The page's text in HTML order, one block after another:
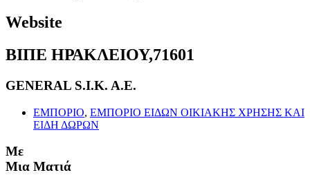
Website
ΒΙΠΕ ΗΡΑΚΛΕΙΟΥ,71601
GENERAL S.I.K. A.E.
ΕΜΠΟΡΙΟ, ΕΜΠΟΡΙΟ ΕΙΔΩΝ ΟΙΚΙΑΚΗΣ ΧΡΗΣΗΣ ΚΑΙ
ΕΙΔΗ ΔΩΡΩΝ
Με
Μια Ματιά